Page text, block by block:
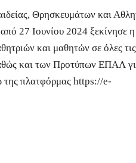
Θρησκευμάτων και
27 Ιουνίου 2024 ξεκίνησε η
και μαθητών σε όλες
και των Προτύπων ΕΠΑΛ
της πλατφόρμας https://e-